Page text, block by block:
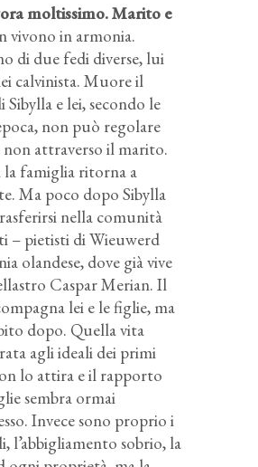
moltissimo. Marito e
vivono in armonia.
di due fedi diverse, lui
calvinista. Muore il
e lei, secondo le
non può regolare
non attraverso il marito.
famiglia ritorna a
Ma poco dopo Sibylla
nella comunità
– pietisti di Wieuwerd
olandese, dove già vive
Caspar Merian. Il
lei e le figlie, ma
dopo. Quella vita
agli ideali dei primi
lo attira e il rapporto
sembra ormai
Invece sono proprio i
l’abbigliamento sobrio, la